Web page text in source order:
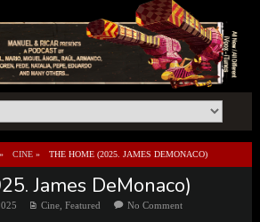
» CINE » THE HOME (2025. JAMES DEMONACO)
James DeMonaco)
Cine, Featured No Comment